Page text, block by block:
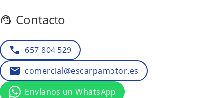
Contacto
657 804 529
comercial@escarpamotor.es
Envíanos un WhatsApp